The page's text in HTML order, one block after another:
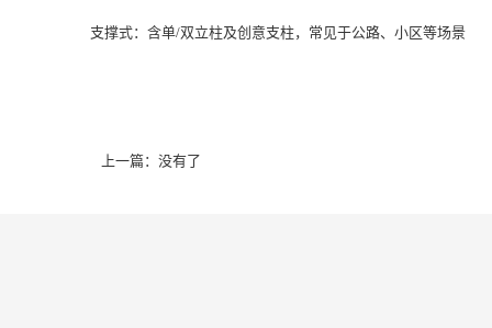
支撑式‌：含单/双立柱及创意支柱，常见于公路、小区等场景‌
上一篇：没有了